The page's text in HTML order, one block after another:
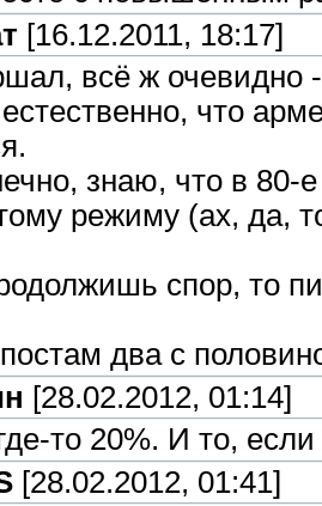
[16.12.2011, 18:17]
всё ж очевидно
что
знаю, что в 80-
режиму (ах, да,
спор, то
два с
[28.02.2012, 01:14]
то 20%. И то,
[28.02.2012, 01:41]